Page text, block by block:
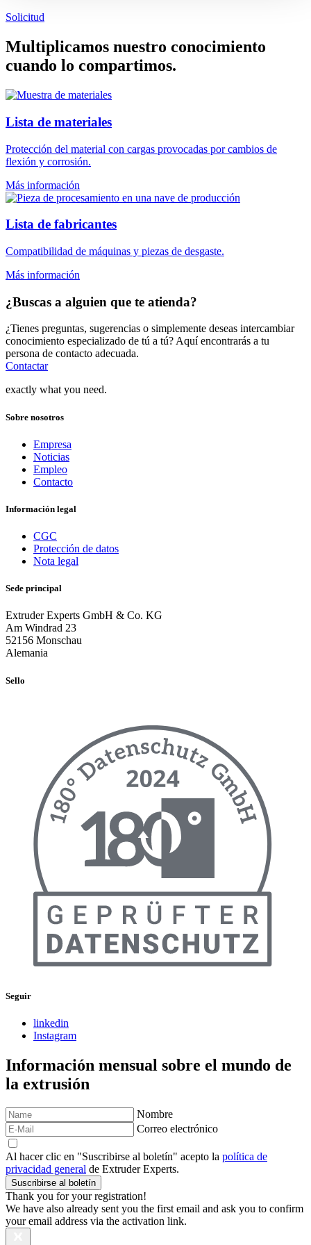
Solicitud
Multiplicamos nuestro conocimiento
cuando lo compartimos.
Lista de materiales
Protección del material con cargas provocadas por cambios de
flexión y corrosión.
Más información
Lista de fabricantes
Compatibilidad de máquinas y piezas de desgaste.
Más información
¿Buscas a alguien que te atienda?
¿Tienes preguntas, sugerencias o simplemente deseas intercambiar
conocimiento especializado de tú a tú? Aquí encontrarás a tu
persona de contacto adecuada.
Contactar
exactly what you need.
Sobre nosotros
Empresa
Noticias
Empleo
Contacto
Información legal
CGC
Protección de datos
Nota legal
Sede principal
Extruder Experts GmbH & Co. KG
Am Windrad 23
52156 Monschau
Alemania
Sello
Seguir
linkedin
Instagram
Información mensual sobre el mundo de
la extrusión
Nombre
Correo electrónico
Al hacer clic en "Suscribirse al boletín" acepto la política de
privacidad general de Extruder Experts.
Suscribirse al boletín
Thank you for your registration!
We have also already sent you the first email and ask you to confirm
your email address via the activation link.